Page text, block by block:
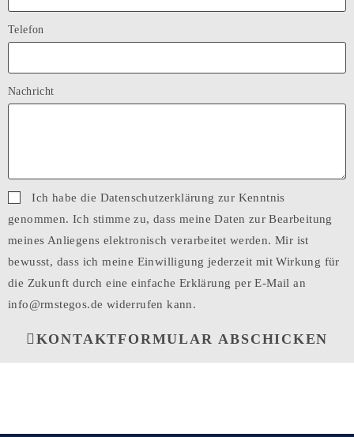
Telefon
Nachricht
Ich habe die Datenschutzerklärung zur Kenntnis
genommen. Ich stimme zu, dass meine Daten zur Bearbeitung
meines Anliegens elektronisch verarbeitet werden. Mir ist
bewusst, dass ich meine Einwilligung jederzeit mit Wirkung für
die Zukunft durch eine einfache Erklärung per E-Mail an
info@rmstegos.de widerrufen kann.
KONTAKTFORMULAR ABSCHICKEN